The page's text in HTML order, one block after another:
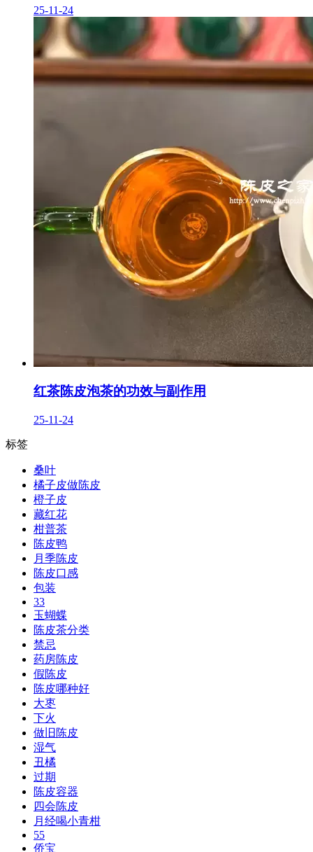
25-11-24
红茶陈皮泡茶的功效与副作用
25-11-24
标签
桑叶
橘子皮做陈皮
橙子皮
藏红花
柑普茶
陈皮鸭
月季陈皮
陈皮口感
包装
33
玉蝴蝶
陈皮茶分类
禁忌
药房陈皮
假陈皮
陈皮哪种好
大枣
下火
做旧陈皮
湿气
丑橘
过期
陈皮容器
四会陈皮
月经喝小青柑
55
侨宝